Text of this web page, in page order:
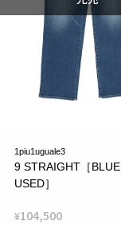
1piu1uguale3
9 STRAIGHT［BLUE
USED］
¥104,500